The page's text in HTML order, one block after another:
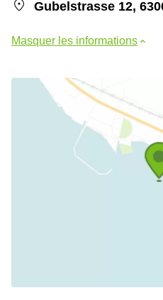
Gubelstrasse 12,
Masquer les informations